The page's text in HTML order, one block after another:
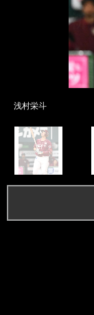
浅村栄斗